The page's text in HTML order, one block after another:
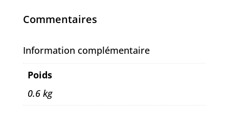
Commentaires
Information complémentaire
Poids
0.6 kg